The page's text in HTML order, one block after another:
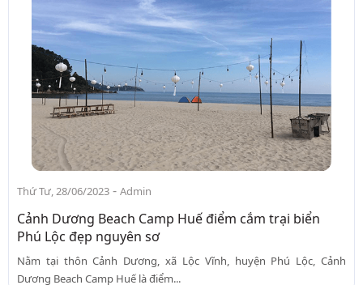
Thứ Tư, 28/06/2023 - Admin
Cảnh Dương Beach Camp Huế điểm cắm trại biển
Phú Lộc đẹp nguyên sơ
Nằm tại thôn Cảnh Dương, xã Lộc Vĩnh, huyện Phú Lộc, Cảnh
Dương Beach Camp Huế là điểm...